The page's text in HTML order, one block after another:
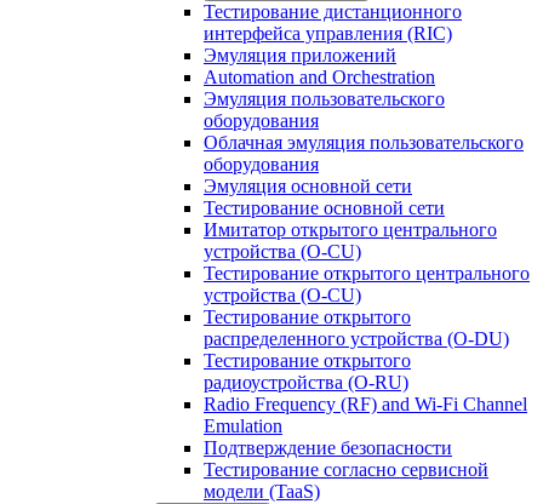
Тестирование дистанционного
интерфейса управления (RIC)
Эмуляция приложений
Automation and Orchestration
Эмуляция пользовательского
оборудования
Облачная эмуляция пользовательского
оборудования
Эмуляция основной сети
Тестирование основной сети
Имитатор открытого центрального
устройства (O-CU)
Тестирование открытого центрального
устройства (O-CU)
Тестирование открытого
распределенного устройства (O-DU)
Тестирование открытого
радиоустройства (O-RU)
Radio Frequency (RF) and Wi-Fi Channel
Emulation
Подтверждение безопасности
Тестирование согласно сервисной
модели (TaaS)